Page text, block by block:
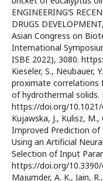
ENGINEERING’S
DRUGS
Asian Congress on
International
ISBE 2022), 3080.
Kieseler, S., Neubauer,
proximate correlations
of hydrothermal solids.
https://doi.org/
Kujawska, J., Kulisz, M.,
Improved Prediction of
Using an Artificial
Selection of Input
https://doi.org/
Majumder, A. K., Jain,